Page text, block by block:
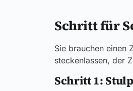
Schritt für
Sie brauchen einen
steckenlassen, der
Schritt 1: